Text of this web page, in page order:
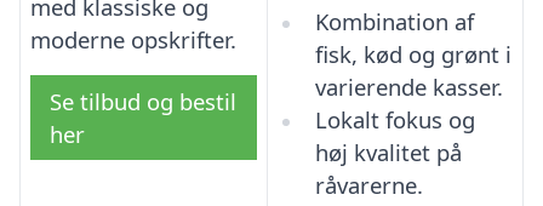
med klassiske og
moderne opskrifter.
Se tilbud og bestil
her
Kombination af
fisk, kød og grønt i
varierende kasser.
Lokalt fokus og
høj kvalitet på
råvarerne.